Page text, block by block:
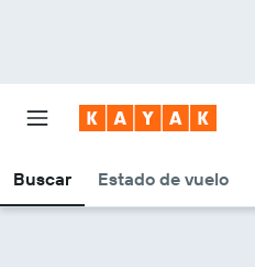
Buscar Estado de vuelo